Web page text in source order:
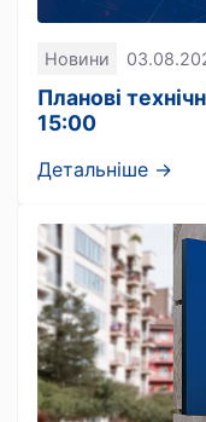
Новини
Планові
15:00
Детальніше →